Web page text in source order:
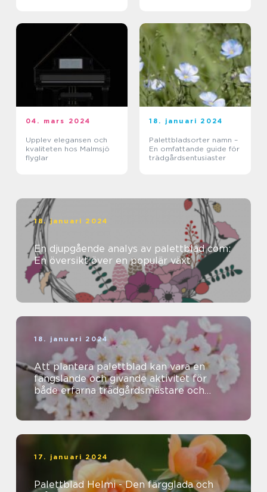
04. mars 2024
Upplev elegansen och
kvaliteten hos Malmsjö
flyglar
18. januari 2024
Palettbladsorter namn –
En omfattande guide för
trädgårdsentusiaster
18. januari 2024
En djupgående analys av palettblad com:
En översikt över en populär växt
18. januari 2024
Att plantera palettblad kan vara en
fängslande och givande aktivitet för
både erfarna trädgårdsmästare och
nybörjare
17. januari 2024
Palettblad Helmi - Den färgglada och